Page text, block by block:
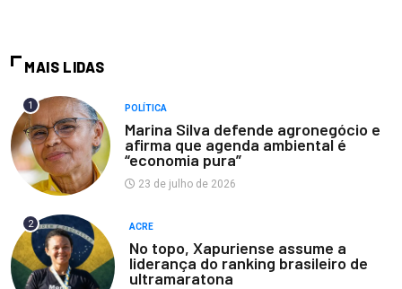
MAIS LIDAS
1 POLÍTICA
Marina Silva defende agronegócio e
afirma que agenda ambiental é
“economia pura”
23 de julho de 2026
2 ACRE
No topo, Xapuriense assume a
liderança do ranking brasileiro de
ultramaratona